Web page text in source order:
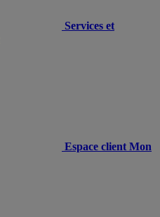
Services et
Espace client Mon